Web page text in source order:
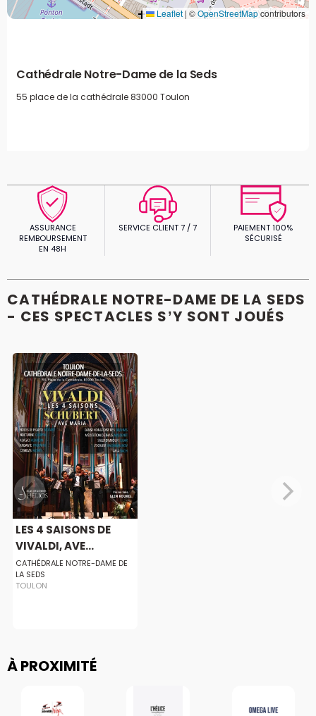
Leaflet | ©OpenStreetMapcontributors
Cathédrale Notre-Dame de la Seds
55 place de la cathédrale 83000 Toulon
ASSURANCE
REMBOURSEMENT
EN 48H
SERVICE CLIENT 7 / 7
PAIEMENT 100%
SÉCURISÉ
CATHÉDRALE NOTRE-DAME DE LA SEDS
- CES SPECTACLES S’Y SONT JOUÉS
LES 4 SAISONS DE
VIVALDI, AVE...
CATHÉDRALE NOTRE-DAME DE
LA SEDS
TOULON
À PROXIMITÉ